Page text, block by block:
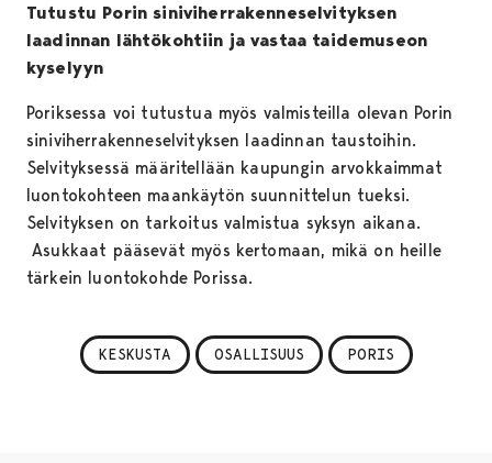
Tutustu Porin siniviherrakenneselvityksen
laadinnan lähtökohtiin ja vastaa taidemuseon
kyselyyn
Poriksessa voi tutustua myös valmisteilla olevan Porin
siniviherrakenneselvityksen laadinnan taustoihin.
Selvityksessä määritellään kaupungin arvokkaimmat
luontokohteen maankäytön suunnittelun tueksi.
Selvityksen on tarkoitus valmistua syksyn aikana.
Asukkaat pääsevät myös kertomaan, mikä on heille
tärkein luontokohde Porissa.
KESKUSTA OSALLISUUS PORIS